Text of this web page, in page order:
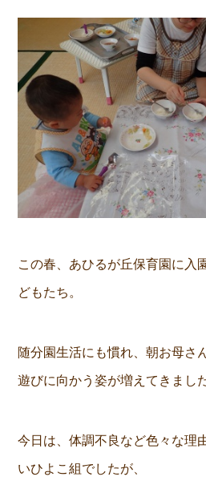
この春、あひるが丘保育園に入
どもたち。
随分園生活にも慣れ、朝お母さ
遊びに向かう姿が増えてきまし
今日は、体調不良など色々な理
いひよこ組でしたが、